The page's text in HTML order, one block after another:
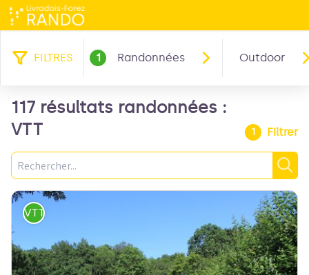
FILTRES 1 Randonnées Outdoor
117 résultats randonnées :
VTT
1 Filtrer
Recherche
VTT